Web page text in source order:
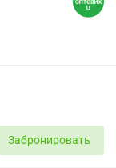
Забронировать